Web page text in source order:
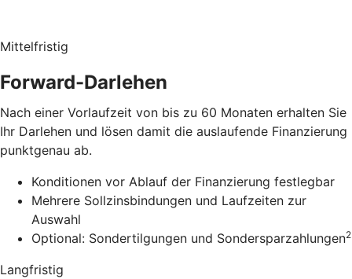
Mittelfristig
Forward-Darlehen
Nach einer Vorlaufzeit von bis zu 60 Monaten erhalten Sie
Ihr Darlehen und lösen damit die auslaufende Finanzierung
punktgenau ab.
Konditionen vor Ablauf der Finanzierung festlegbar
Mehrere Sollzinsbindungen und Laufzeiten zur
Auswahl
Optional: Sondertilgungen und Sondersparzahlungen2
Langfristig